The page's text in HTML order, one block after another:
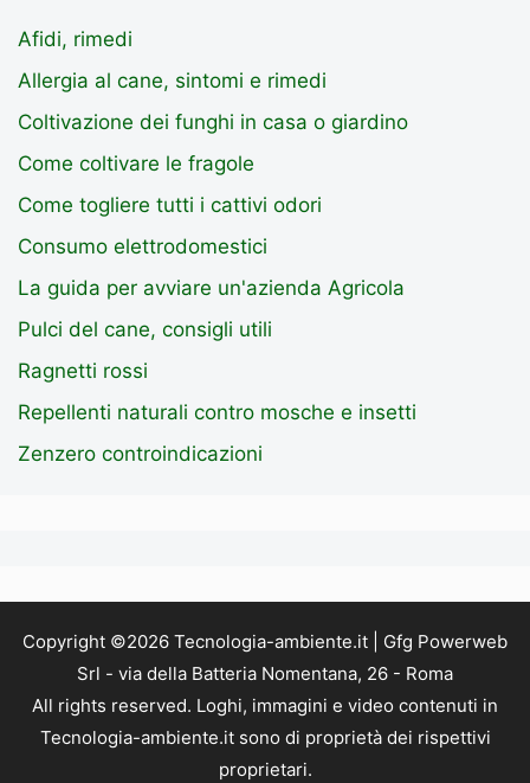
Afidi, rimedi
Allergia al cane, sintomi e rimedi
Coltivazione dei funghi in casa o giardino
Come coltivare le fragole
Come togliere tutti i cattivi odori
Consumo elettrodomestici
La guida per avviare un'azienda Agricola
Pulci del cane, consigli utili
Ragnetti rossi
Repellenti naturali contro mosche e insetti
Zenzero controindicazioni
Copyright ©2026 Tecnologia-ambiente.it | Gfg Powerweb
Srl - via della Batteria Nomentana, 26 - Roma
All rights reserved. Loghi, immagini e video contenuti in
Tecnologia-ambiente.it sono di proprietà dei rispettivi
proprietari.